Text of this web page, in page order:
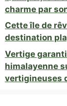
charme par
Cette île de
destination
Vertige
himalayenne
vertigineuses